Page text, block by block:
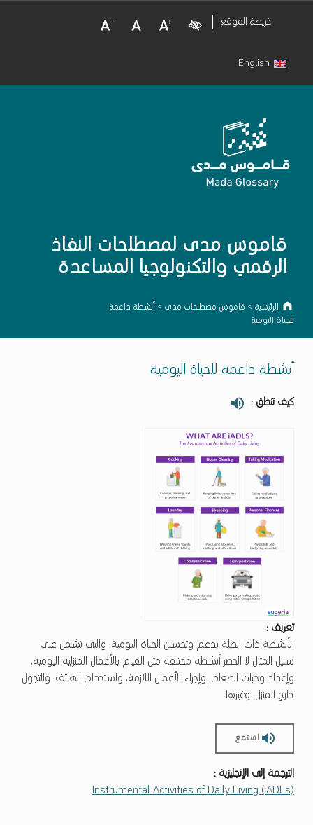
خريطة الموقع Visual Impairment
Increase Font Size
Normal Font Size
Decrease Font Size
English
قاموس مدى لمصطلحات النفاذ
الرقمي والتكنولوجيا المساعدة
الرئيسية > قاموس مصطلحات مدى > أنشطة داعمة
للحياة اليومية
أنشطة داعمة للحياة اليومية
كيف تنطق :
تعريف :
الأنشطة ذات الصلة بدعم وتحسين الحياة اليومية، والتي تشمل على
سبيل المثال لا الحصر أنشطة مختلفة مثل القيام بالأعمال المنزلية اليومية،
وإعداد وجبات الطعام، وإجراء الأعمال اللازمة، واستخدام الهاتف، والتجول
خارج المنزل، وغيرها.
استمع
الترجمة إلى الإنجليزية :
Instrumental Activities of Daily Living (IADLs)
Skip back to main navigation